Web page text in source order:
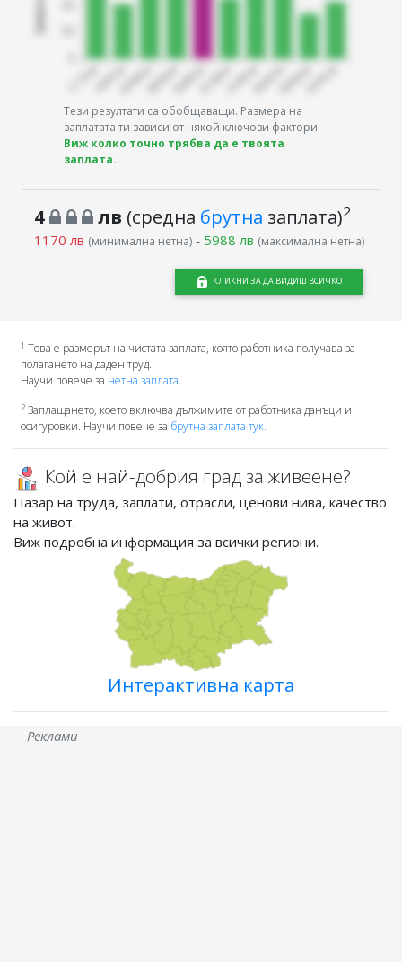
Тези резултати са обобщаващи. Размера на
заплатата ти зависи от някой ключови фактори.
Виж колко точно трябва да е твоята
заплата.
4 лв (средна брутна заплата)2
1170 лв (минимална нетна)- 5988 лв (максимална нетна)
КЛИКНИ ЗА ДА ВИДИШ ВСИЧКО
1 Това е размерът на чистата заплата, която работника получава за
полагането на даден труд.
Научи повече за нетна заплата.
2Заплащането, което включва дължимите от работника данъци и
осигуровки. Научи повече за брутна заплата тук.
Кой е най-добрия град за живеене?
Пазар на труда, заплати, отрасли, ценови нива, качество
на живот.
Виж подробна информация за всички региони.
Интерактивна карта
Реклами